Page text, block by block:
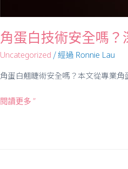
角蛋白技術安全嗎
Uncategorized / 經過 Ronnie Lau
角蛋白翹睫術安全嗎？本文從專業
閱讀更多 ”